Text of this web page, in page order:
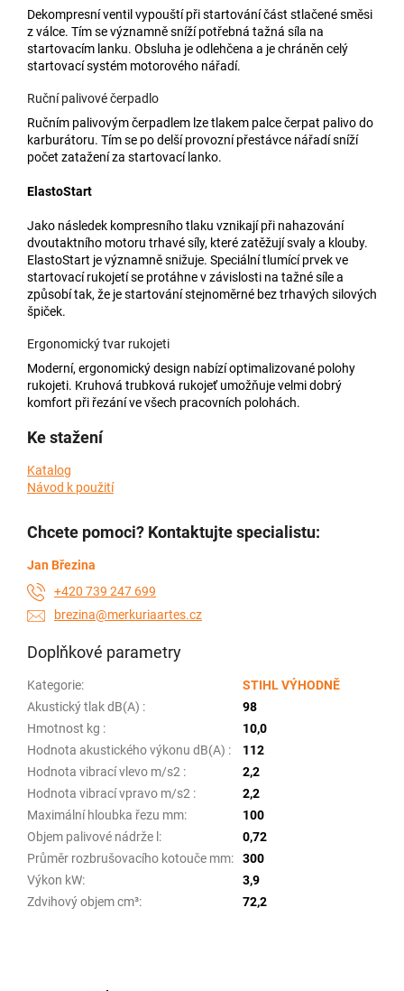
Dekompresní ventil vypouští při startování část stlačené směsi
z válce. Tím se významně sníží potřebná tažná síla na
startovacím lanku. Obsluha je odlehčena a je chráněn celý
startovací systém motorového nářadí.
Ruční palivové čerpadlo
Ručním palivovým čerpadlem lze tlakem palce čerpat palivo do
karburátoru. Tím se po delší provozní přestávce nářadí sníží
počet zatažení za startovací lanko.
ElastoStart
Jako následek kompresního tlaku vznikají při nahazování
dvoutaktního motoru trhavé síly, které zatěžují svaly a klouby.
ElastoStart je významně snižuje. Speciální tlumící prvek ve
startovací rukojetí se protáhne v závislosti na tažné síle a
způsobí tak, že je startování stejnoměrné bez trhavých silových
špiček.
Ergonomický tvar rukojeti
Moderní, ergonomický design nabízí optimalizované polohy
rukojeti. Kruhová trubková rukojeť umožňuje velmi dobrý
komfort při řezání ve všech pracovních polohách.
Ke stažení
Katalog
Návod k použití
Chcete pomoci? Kontaktujte specialistu:
Jan Březina
+420 739 247 699
brezina@merkuriaartes.cz
Doplňkové parametry
Kategorie:
STIHL VÝHODNĚ
Akustický tlak dB(A) :
98
Hmotnost kg :
10,0
Hodnota akustického výkonu dB(A) :
112
Hodnota vibrací vlevo m/s2 :
2,2
Hodnota vibrací vpravo m/s2 :
2,2
Maximální hloubka řezu mm:
100
Objem palivové nádrže l :
0,72
Průměr rozbrušovacího kotouče mm:
300
Výkon kW:
3,9
Zdvihový objem cm³: 72,2